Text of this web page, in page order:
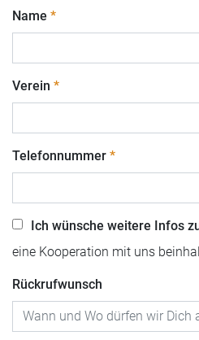
Name
Verein
Telefonnummer
Ich wünsche weitere Infos
eine Kooperation mit uns
Rückrufwunsch